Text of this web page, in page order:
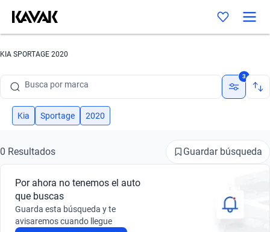
KIA SPORTAGE 2020
Busca por modelo
Busca por versión
Busca por marca
Busca por modelo
Busca por versión
3
Kia Sportage 2020
0 Resultados Guardar búsqueda
Por ahora no tenemos el auto
que buscas
Guarda esta búsqueda y te
avisaremos cuando llegue